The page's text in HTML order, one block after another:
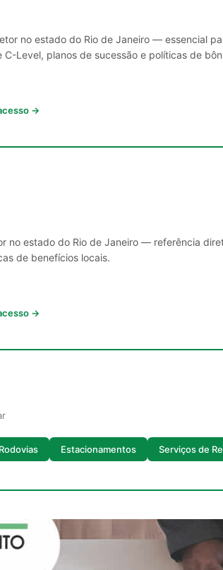
no estado do Rio de Janeiro — essencial
Level, planos de sucessão e políticas de
→
no estado do Rio de Janeiro — referência
de benefícios locais.
→
Estacionamentos Serviços de